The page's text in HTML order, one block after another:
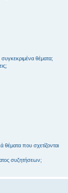
θέματα;
που σχετίζονται
συζητήσεων;